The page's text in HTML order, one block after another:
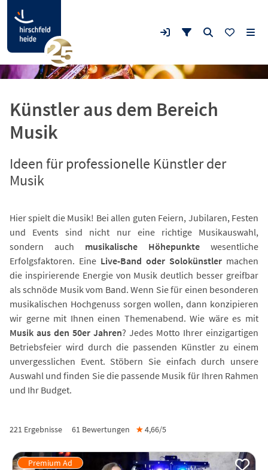
Künstler aus dem Bereich
Musik
Ideen für professionelle Künstler der
Musik
Hier spielt die Musik! Bei allen guten Feiern, Jubilaren, Festen
und Events sind nicht nur eine richtige Musikauswahl,
sondern auch musikalische Höhepunkte wesentliche
Erfolgsfaktoren. Eine Live-Band oder Solokünstler machen
die inspirierende Energie von Musik deutlich besser greifbar
als schnöde Musik vom Band. Wenn Sie für einen besonderen
musikalischen Hochgenuss sorgen wollen, dann konzipieren
wir gerne mit Ihnen einen Themenabend. Wie wäre es mit
Musik aus den 50er Jahren? Jedes Motto Ihrer einzigartigen
Betriebsfeier wird durch die passenden Künstler zu einem
unvergesslichen Event. Stöbern Sie einfach durch unsere
Auswahl und finden Sie die passende Musik für Ihren Rahmen
und Ihr Budget.
221 Ergebnisse 61 Bewertungen ★4,66/5